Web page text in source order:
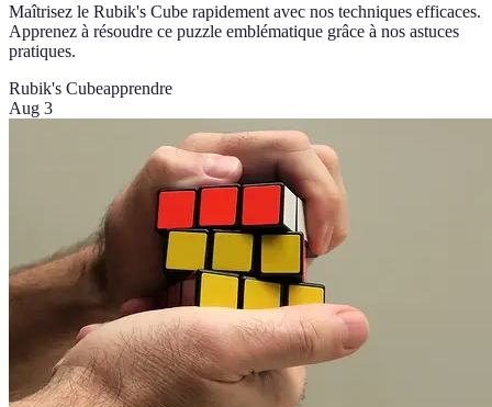
Maîtrisez le Rubik's Cube rapidement avec nos techniques efficaces.
Apprenez à résoudre ce puzzle emblématique grâce à nos astuces
pratiques.
Rubik's Cubeapprendre
Aug 3